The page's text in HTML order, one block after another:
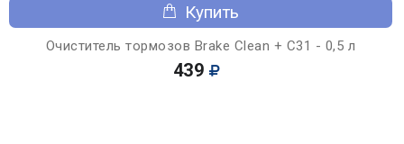
Купить
Очиститель тормозов Brake Clean + C31 - 0,5 л
439